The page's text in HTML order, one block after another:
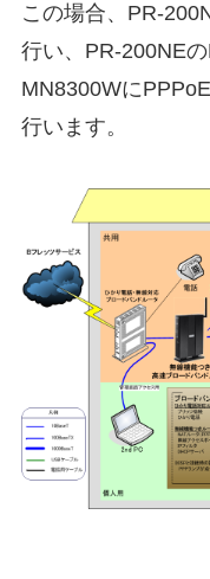
この場合、PR-
行い、PR-200NE
MN8300Wに
行います。